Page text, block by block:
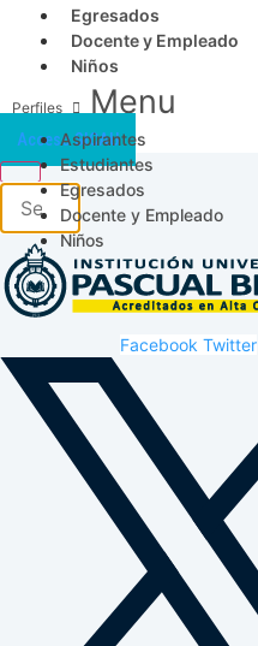
Egresados
Docente y Empleado
Niños
Menu
Aspirantes
Estudiantes
Egresados
Docente y Empleado
Niños
Acceso SICAU
Facebook Twitter